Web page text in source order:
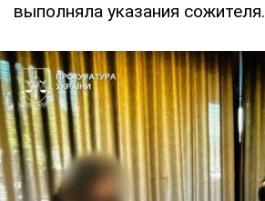
выполняла указания сожителя.